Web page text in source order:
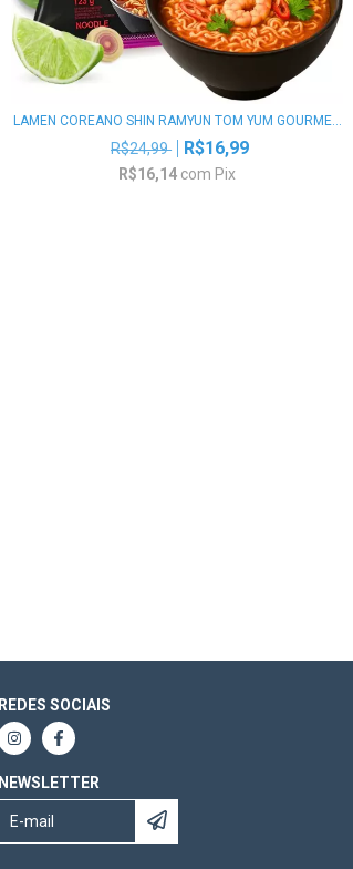
LAMEN COREANO SHIN RAMYUN TOM YUM GOURME...
R$24,99 R$16,99
R$16,14 com Pix
REDES SOCIAIS
NEWSLETTER